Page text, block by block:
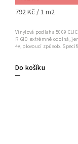
792 Kč / 1 m2
Do košíku
Vinylová podlaha 5009
RIGID extrémně odolná,
4V, plovoucí způsob.